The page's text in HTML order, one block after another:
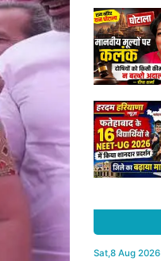
Sat,8 Aug 2026